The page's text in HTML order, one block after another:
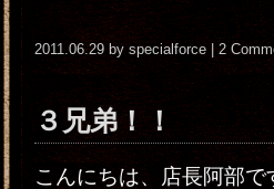
2011.06.29 by specialforce | 2
３兄弟！！
こんにちは、店長阿部で